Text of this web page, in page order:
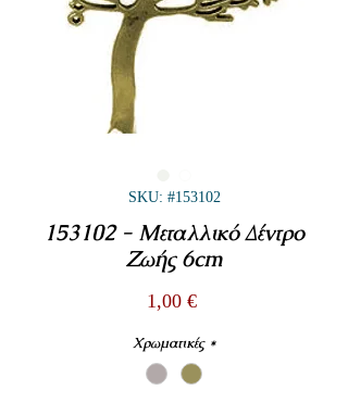
SKU: #153102
153102 - Μεταλλικό Δέντρο
Ζωής 6cm
1,00 €Τιμή
Χρωματικές *